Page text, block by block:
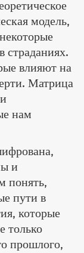
модель,
страданиях.
влияют на
Матрица
нам
и
понять,
пути в
которые
только
прошлого,